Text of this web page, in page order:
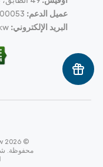
عميل الدعم:
البريد الإلكتروني:
© wibi.com.kw 2026
محفوظة.